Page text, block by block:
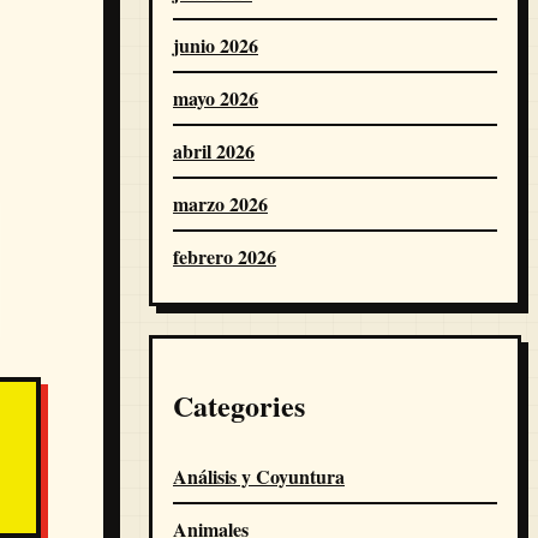
junio 2026
mayo 2026
abril 2026
marzo 2026
febrero 2026
Categories
Análisis y Coyuntura
Animales